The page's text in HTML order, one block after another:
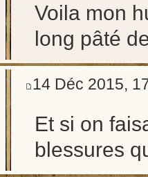
Voila mon
long pâté
14 Déc 2015,
Et si on
blessures